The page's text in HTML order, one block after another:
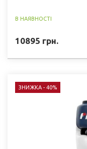
В НАЯВНОСТІ
10895 грн.
ЗНИЖКА - 40%